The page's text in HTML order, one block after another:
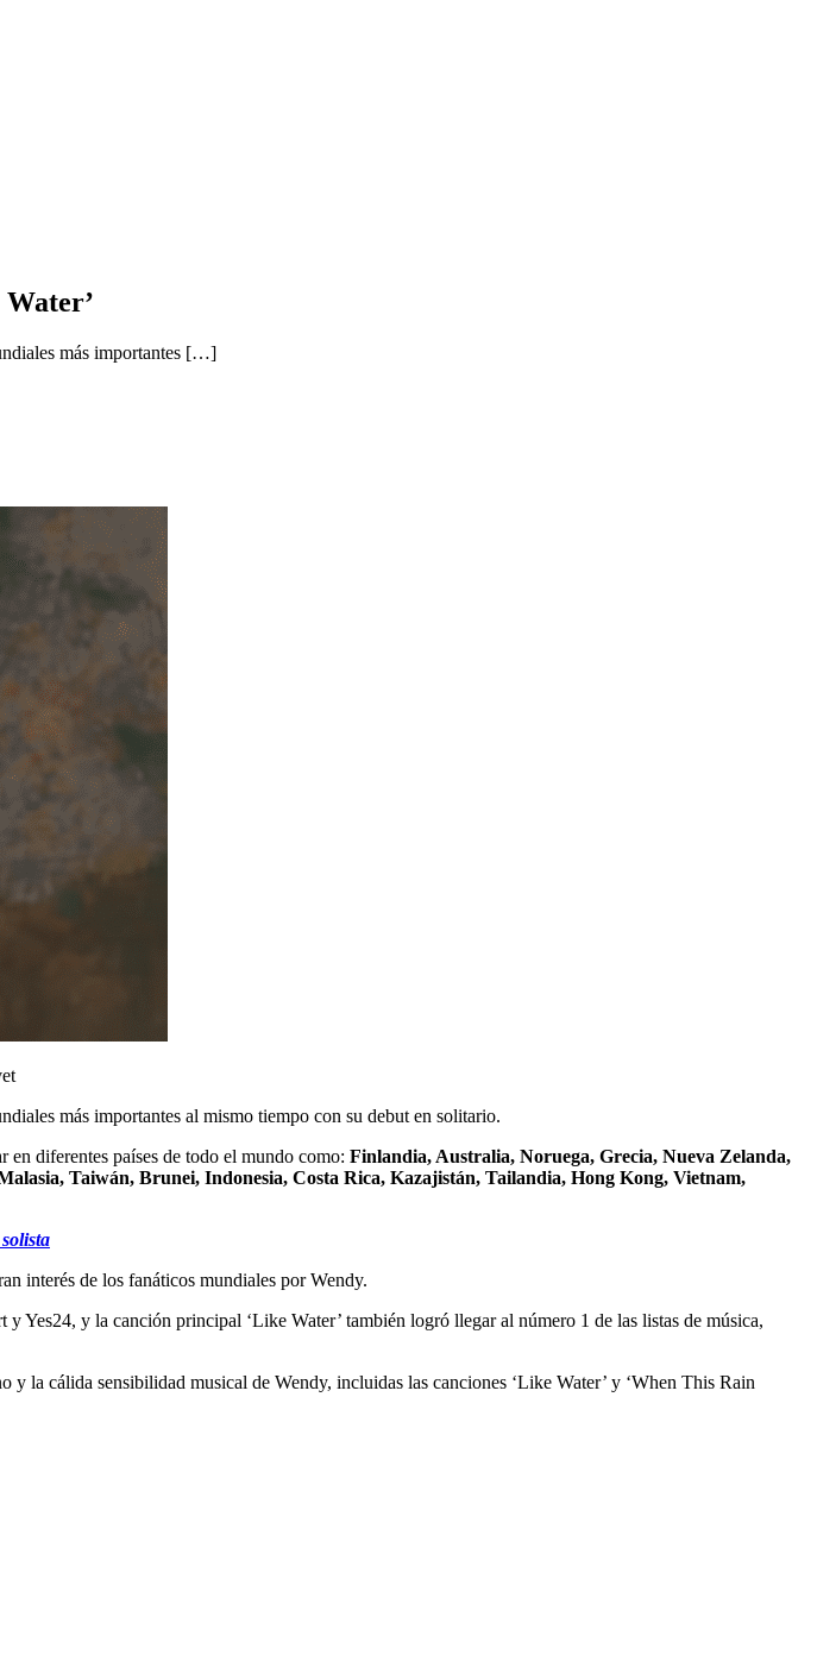
más importantes […]
más importantes al mismo tiempo con su debut en solitario.
diferentes países de todo el mundo como: Finlandia, Australia, Noruega, Grecia, Nueva Zelanda,
Taiwán, Brunei, Indonesia, Costa Rica, Kazajistán, Tailandia, Hong Kong, Vietnam,
interés de los fanáticos mundiales por Wendy.
Yes24, y la canción principal ‘Like Water’ también logró llegar al número 1 de las listas de música,
la cálida sensibilidad musical de Wendy, incluidas las canciones ‘Like Water’ y ‘When This Rain